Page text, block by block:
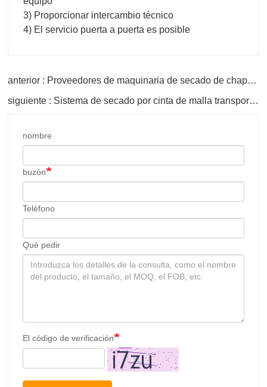
3) Proporcionar intercambio técnico
4) El servicio puerta a puerta es posible
anterior : Proveedores de maquinaria de secado de chapa de madera contrachapada
siguiente : Sistema de secado por cinta de malla transportadora
nombre
buzón
Teléfono
Qué pedir
El código de verificación